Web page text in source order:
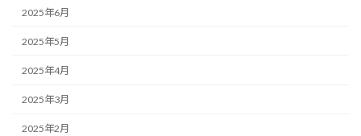
2025年6月
2025年5月
2025年4月
2025年3月
2025年2月